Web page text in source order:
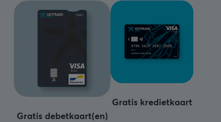
Gratis debetkaart(en)
Gratis kredietkaart